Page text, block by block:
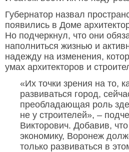
Губернатор назвал
появились в Доме
Но подчеркнул, что они
наполниться жизнью и
надежду на изменения,
умах архитекторов и
«Их точки зрения на то,
развиваться город,
преобладающая роль
не у строителей», –
Викторович. Добавив,
экономику, Воронеж
только развиваться в